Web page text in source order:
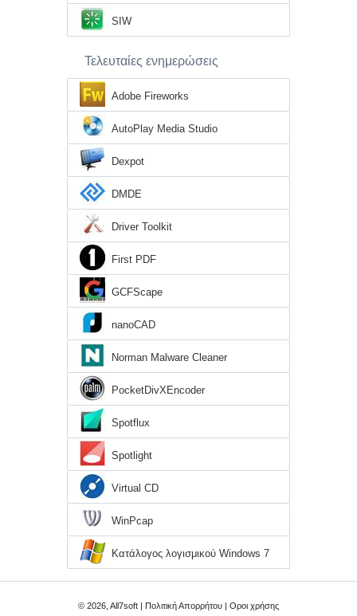
SIW
Τελευταίες ενημερώσεις
Adobe Fireworks
AutoPlay Media Studio
Dexpot
DMDE
Driver Toolkit
First PDF
GCFScape
nanoCAD
Norman Malware Cleaner
PocketDivXEncoder
Spotflux
Spotlight
Virtual CD
WinPcap
Κατάλογος λογισμικού Windows 7
© 2026, All7soft | Πολιτική Απορρήτου Οροι χρήσης